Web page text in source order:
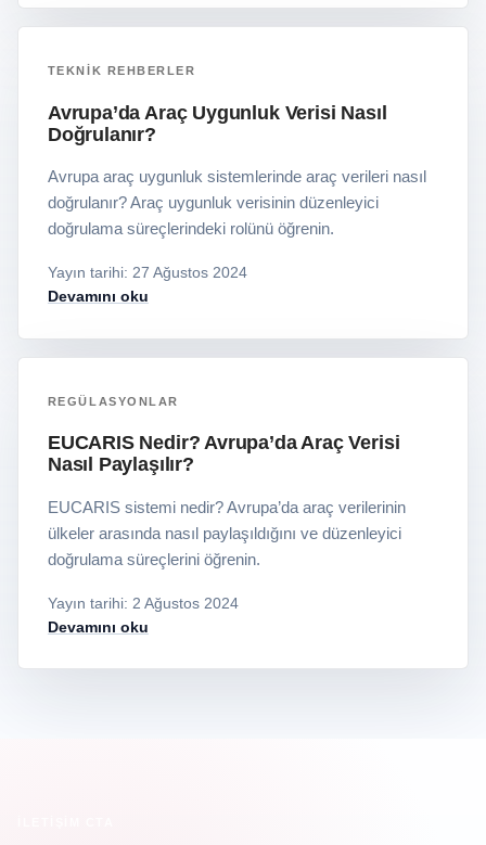
TEKNIK REHBERLER
Avrupa’da Araç Uygunluk Verisi Nasıl
Doğrulanır?
Avrupa araç uygunluk sistemlerinde araç verileri nasıl
doğrulanır? Araç uygunluk verisinin düzenleyici
doğrulama süreçlerindeki rolünü öğrenin.
Yayın tarihi: 27 Ağustos 2024
Devamını oku
REGÜLASYONLAR
EUCARIS Nedir? Avrupa’da Araç Verisi
Nasıl Paylaşılır?
EUCARIS sistemi nedir? Avrupa’da araç verilerinin
ülkeler arasında nasıl paylaşıldığını ve düzenleyici
doğrulama süreçlerini öğrenin.
Yayın tarihi: 2 Ağustos 2024
Devamını oku